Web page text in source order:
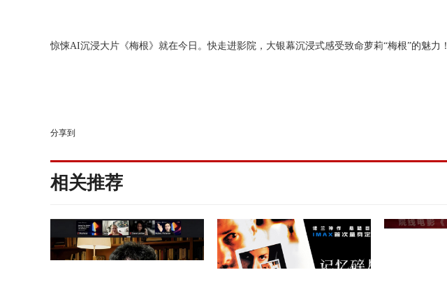
惊悚AI沉浸大片《梅根》就在今日。快走进影院，大银幕沉浸式感受致命萝莉“梅根”的魅力！